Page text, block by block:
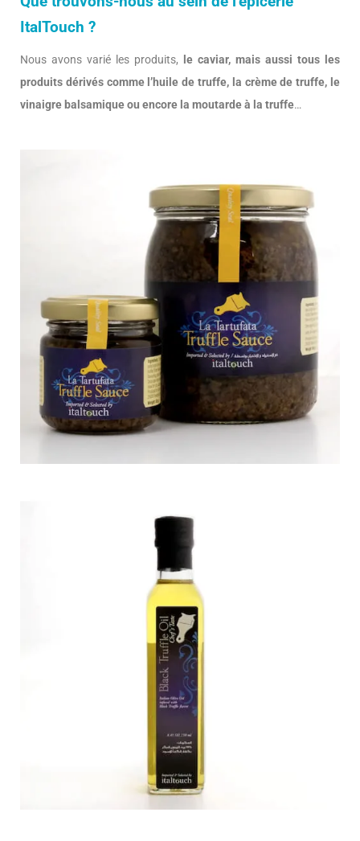
ItalTouch ?
Nous avons varié les produits,
le caviar, mais aussi tous les
produits dérivés comme l’huile de truffe, la crème de truffe, le
vinaigre balsamique ou encore la moutarde à la truffe…